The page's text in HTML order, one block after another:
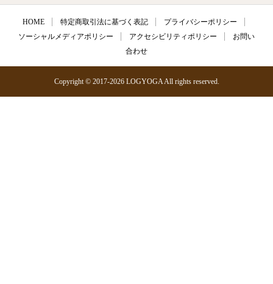
HOME 特定商取引法に基づく表記
プライバシーポリシー
ソーシャルメディアポリシー
アクセシビリティポリシー
お問い
合わせ
Copyright © 2017-2026 LOGYOGA All rights reserved.